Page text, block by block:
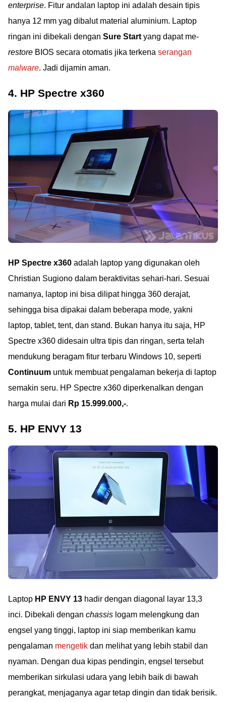
enterprise. Fitur andalan laptop ini adalah desain tipis
hanya 12 mm yag dibalut material aluminium. Laptop
ringan ini dibekali dengan Sure Start yang dapat me-
restore BIOS secara otomatis jika terkena serangan
malware. Jadi dijamin aman.
4. HP Spectre x360
HP Spectre x360 adalah laptop yang digunakan oleh
Christian Sugiono dalam beraktivitas sehari-hari. Sesuai
namanya, laptop ini bisa dilipat hingga 360 derajat,
sehingga bisa dipakai dalam beberapa mode, yakni
laptop, tablet, tent, dan stand. Bukan hanya itu saja, HP
Spectre x360 didesain ultra tipis dan ringan, serta telah
mendukung beragam fitur terbaru Windows 10, seperti
Continuum untuk membuat pengalaman bekerja di laptop
semakin seru. HP Spectre x360 diperkenalkan dengan
harga mulai dari Rp 15.999.000,-.
5. HP ENVY 13
Laptop HP ENVY 13 hadir dengan diagonal layar 13,3
inci. Dibekali dengan chassis logam melengkung dan
engsel yang tinggi, laptop ini siap memberikan kamu
pengalaman mengetik dan melihat yang lebih stabil dan
nyaman. Dengan dua kipas pendingin, engsel tersebut
memberikan sirkulasi udara yang lebih baik di bawah
perangkat, menjaganya agar tetap dingin dan tidak berisik.